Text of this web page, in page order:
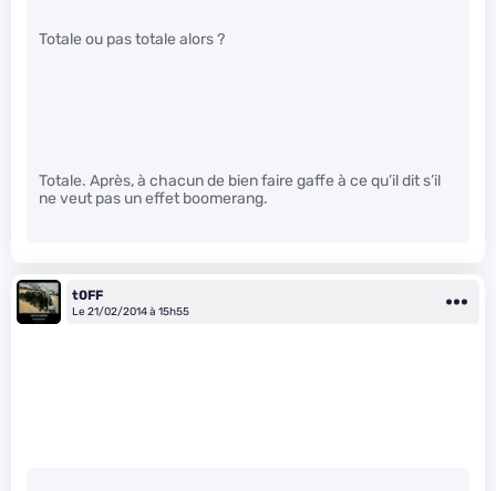
Totale ou pas totale alors ?
Totale. Après, à chacun de bien faire gaffe à ce qu’il dit s’il
ne veut pas un effet boomerang.
t0FF
Le 21/02/2014 à 15h55